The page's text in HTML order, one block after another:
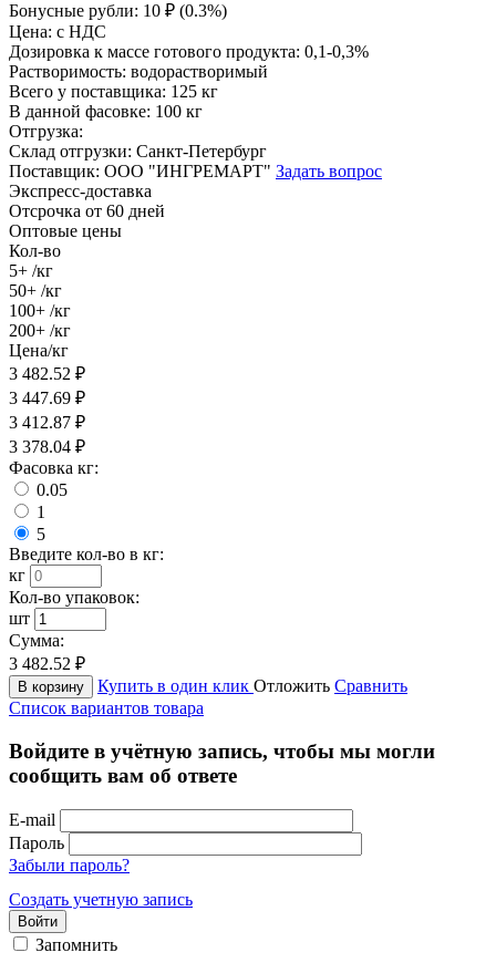
Бонусные рубли: 10 ₽ (0.3%)
Цена: с НДС
Дозировка к массе готового продукта: 0,1-0,3%
Растворимость: водорастворимый
Всего у поставщика: 125 кг
В данной фасовке: 100 кг
Отгрузка:
Склад отгрузки: Санкт-Петербург
Поставщик: ООО "ИНГРЕМАРТ" Задать вопрос
Экспресс-доставка
Отсрочка от 60 дней
Оптовые цены
Кол-во
5+ /кг
50+ /кг
100+ /кг
200+ /кг
Цена/кг
3 482.52 ₽
3 447.69 ₽
3 412.87 ₽
3 378.04 ₽
Фасовка кг:
0.05
1
5
Введите кол-во в кг:
кг
Кол-во упаковок:
шт
Сумма:
3 482.52 ₽
В корзину Купить в один клик Отложить Сравнить
Список вариантов товара
Войдите в учётную запись, чтобы мы могли
сообщить вам об ответе
E-mail
Пароль
Забыли пароль?
Создать учетную запись
Войти
Запомнить